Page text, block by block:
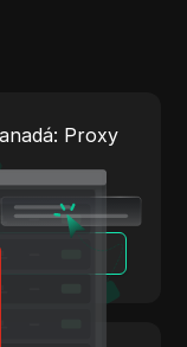
Proxy